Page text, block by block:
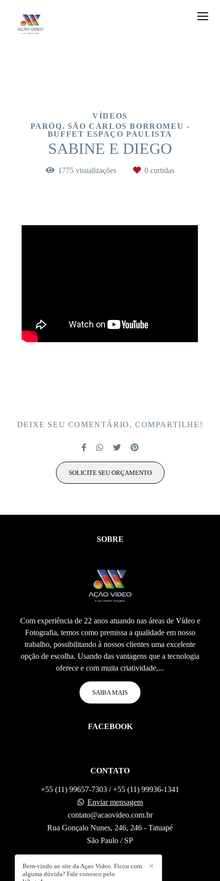
VÍDEOS
PARÓQ. SÃO CARLOS BORROMEU -
BUFFET ESPAÇO PAULISTA
SABINE E DIEGO
1775 visualizações 0 curtidas
DEIXE SEU COMENTÁRIO, COMPARTILHE!
SOLICITE SEU ORÇAMENTO
SOBRE
Com experiência de 22 anos atuando nas áreas de Vídeo e
Fotografia, temos como premissa a qualidade em nosso
trabalho, possibilitando à nossos clientes uma excelente
opção de escolha. Usando das vantagens que a tecnologia
oferece e com muita criatividade,...
SAIBA MAIS
FACEBOOK
CONTATO
+55 (11) 99657-7303 / +55 (11) 99936-1341
Enviar mensagem
contato@acaovideo.com.br
Rua Gonçalo Nunes, 246, 246 - Tatuapé
São Paulo / SP
✕
Bem-vindo ao site da Açao Video. Ficou com
alguma dúvida? Fale conosco pelo